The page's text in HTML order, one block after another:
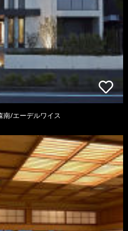
/エーデルワイス